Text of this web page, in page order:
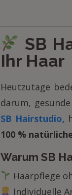
SB
Ihr Haar
Heutzutage
darum,
SB Hairstudio,
100 %
Warum SB
Haarpflege
Individuelle